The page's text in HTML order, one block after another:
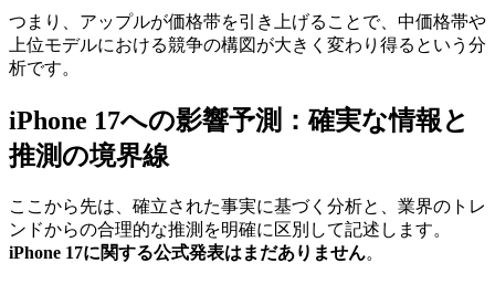
つまり、アップルが価格带を引き上げることで、中価格帯や
上位モデルにおける競争の構図が大きく変わり得るという分
析です。
iPhone 17への影響予測：確実な情報と
推測の境界線
ここから先は、確立された事実に基づく分析と、業界のトレ
ンドからの合理的な推測を明確に区別して記述します。
iPhone 17に関する公式発表はまだありません。